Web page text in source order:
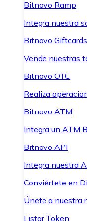
Bitnovo Ramp
Integra nuestra
Bitnovo Giftcards
Vende nuestras
Bitnovo OTC
Realiza
Bitnovo ATM
Integra un ATM
Bitnovo API
Integra nuestra
Conviértete en
Únete a nuestra
Listar Token